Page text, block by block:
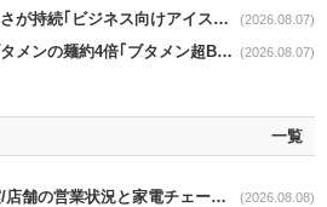
青山商事news｜6時間冷たさが持続｢ビジネス向けアイスベスト｣発売 (2026.08.07)
セブンｰイレブンnews｜ブタメンの麺約4倍｢ブタメン超BIG｣8/11から限定発売 (2026.08.07)
一覧
Weekly Review｜熊本地震/店舗の営業状況と家電チェーンの支援策 (2026.08.08)